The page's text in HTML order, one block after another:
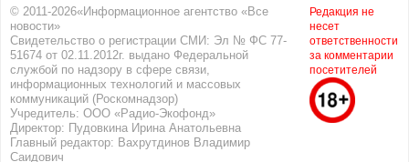
© 2011-2026«Информационное агентство «Все
новости»
Свидетельство о регистрации СМИ: Эл № ФС 77-
51674 от 02.11.2012г. выдано Федеральной
службой по надзору в сфере связи,
информационных технологий и массовых
коммуникаций (Роскомнадзор)
Учредитель: ООО «Радио-Экофонд»
Директор: Пудовкина Ирина Анатольевна
Главный редактор: Вахрутдинов Владимир
Саидович
Редакция не
несет
ответственности
за комментарии
посетителей